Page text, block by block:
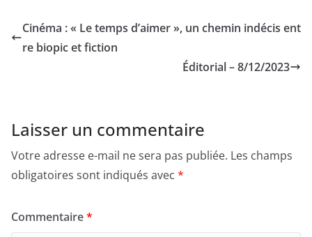
Cinéma : « Le temps d’aimer », un chemin indécis ent
re biopic et fiction
Éditorial – 8/12/2023
Laisser un commentaire
Votre adresse e-mail ne sera pas publiée. Les champs
obligatoires sont indiqués avec *
Commentaire*